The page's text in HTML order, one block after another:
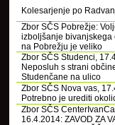
Kolesarjenje po
Zbor SČS Pobrežje:
izboljšanje bivanjskega
na Pobrežju je veliko
Zbor SČS Studenci,
Neposluh s strani
Studenčane na ulico
Zbor SČS Nova vas,
Potrebno je urediti
Zbor SČS
16.4.2014: ZAVOD ZA